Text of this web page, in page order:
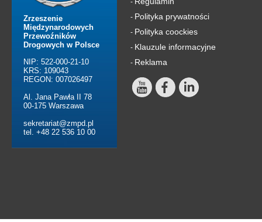
Zrzeszenie
Międzynarodowych
Przewoźników
Drogowych w Polsce
NIP: 522-000-21-10
KRS: 109043
REGON: 007026497
Al. Jana Pawła II 78
00-175 Warszawa
sekretariat@zmpd.pl
tel. +48 22 536 10 00
-
- Polityka prywatności
- Polityka coockies
- Klauzule informacyjne
- Reklama